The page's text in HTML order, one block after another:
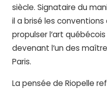
siècle. Signataire du
il a brisé les
propulser l’art
devenant l’un des
Paris.
La pensée de Riopelle